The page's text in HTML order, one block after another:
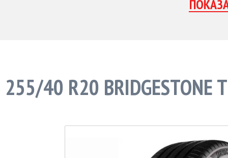
255/40 R20 BRIDGESTONE